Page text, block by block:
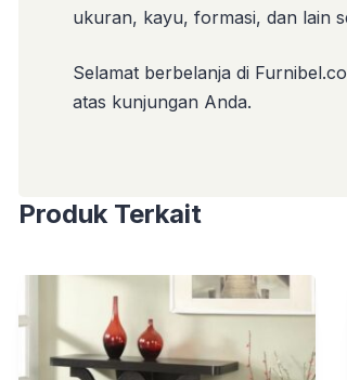
ukuran, kayu, formasi, dan lain
Selamat berbelanja di
atas kunjungan Anda.
Produk Terkait